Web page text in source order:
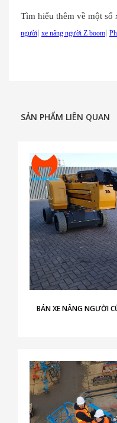
Tìm hiểu thêm về một số
người| xe nâng người Z boom|
SẢN PHẨM LIÊN QUAN
BÁN XE NÂNG NGƯỜI